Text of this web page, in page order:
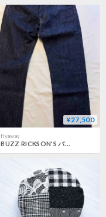
¥27,500
flyaway
BUZZ RICKSON'S バズリクソンズ 大戦モデル ワンウォッシュジーンズ 『WORLD WAR II WAIST OVERALLS』 BR43041